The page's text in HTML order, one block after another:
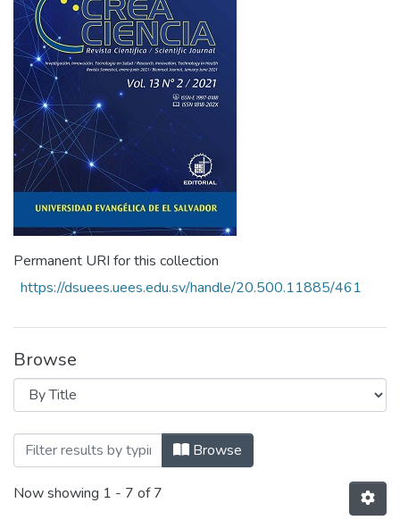
Permanent URI for this collection
https://dsuees.uees.edu.sv/handle/20.500.11885/461
Browse
Browsing Revista Crea Ciencia Vol. 13
Browse
Now showing 1 - 7 of 7